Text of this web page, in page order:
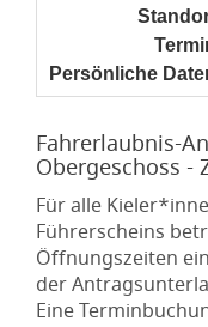
Persönliche
Fahrerlaubnis-
Obergeschoss -
Für alle
Führerscheins
Öffnungszeiten
der
Eine